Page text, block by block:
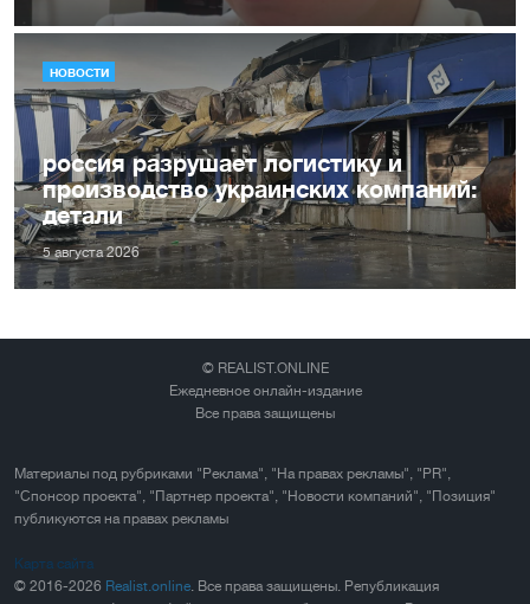
НОВОСТИ
россия разрушает логистику и
производство украинских компаний:
детали
5 августа 2026
© REALIST.ONLINE
Ежедневное онлайн-издание
Все права защищены
Материалы под рубриками "Реклама", "На правах рекламы", "PR",
"Спонсор проекта", "Партнер проекта", "Новости компаний", "Позиция"
публикуются на правах рекламы
Карта сайта
© 2016-2026 Realist.online. Все права защищены. Републикация